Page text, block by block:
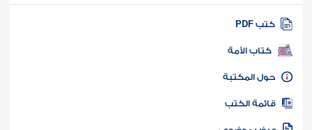
كتب PDF
كتاب الأمة
المكتبة